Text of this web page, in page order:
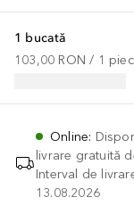
1 bucată
103,00 RON / 1
Online:
livrare gratuită
Interval de
13.08.2026